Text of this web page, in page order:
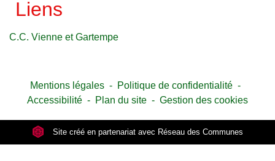
Liens
C.C. Vienne et Gartempe
Mentions légales - Politique de confidentialité -
Accessibilité - Plan du site - Gestion des cookies
Site créé en partenariat avec Réseau des Communes